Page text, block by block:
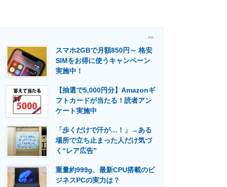
コミュニティ マーケ×ITの今がよく分かる
・活用を支援
専門メディア 建設×テクノロジーの最前線
- PR -
スマホ2GBで月額850円～ 格安
SIMをお得に使うキャンペーン
実施中！
【抽選で5,000円分】Amazonギ
フトカードが当たる！読者アン
ケート実施中
「歩くだけで汗が…！」→ある
場所で立ち止まった人だけ気づ
く“レア広告”
重量約999g、最新CPU搭載のビ
ジネスPCの実力は？